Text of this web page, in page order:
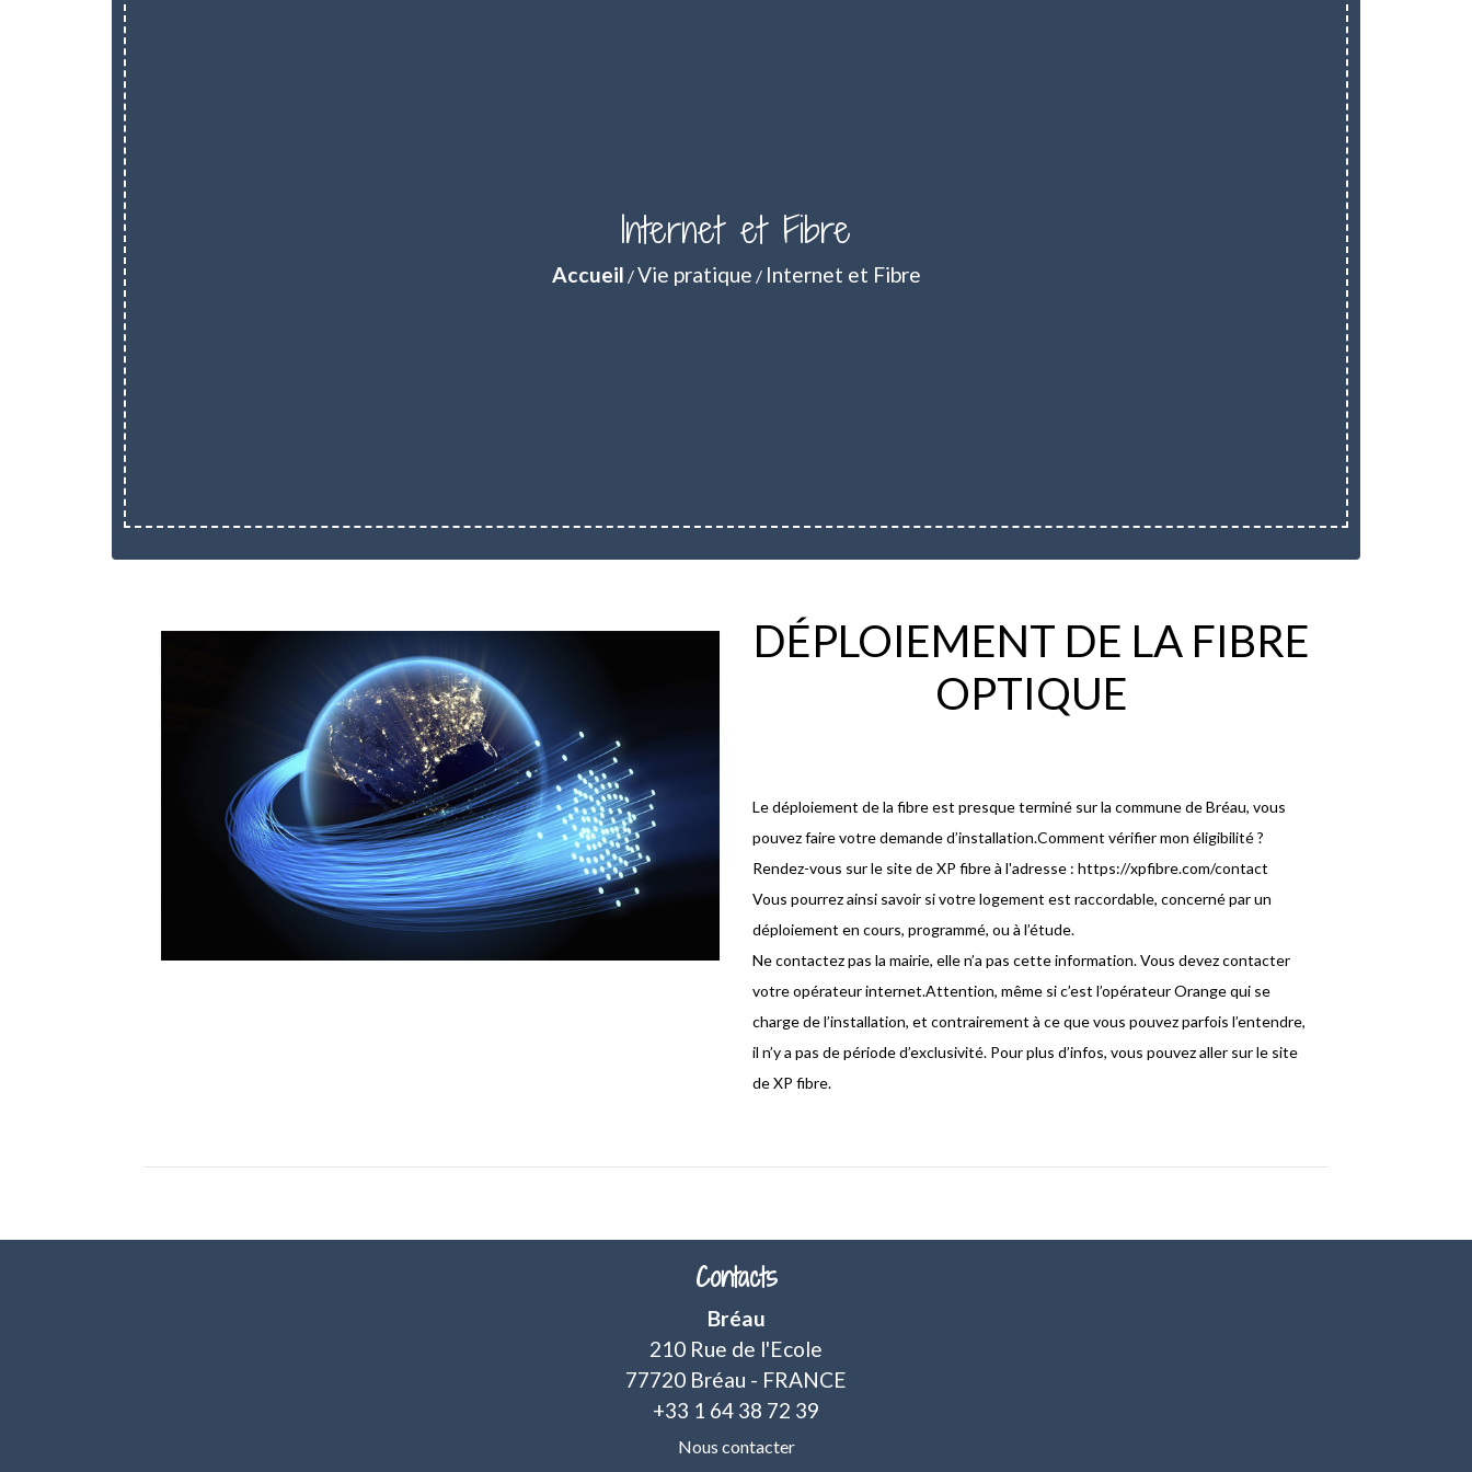
Internet et Fibre
Accueil /Vie pratique / Internet et Fibre
DÉPLOIEMENT DE LA FIBRE
OPTIQUE
Le déploiement de la fibre est presque terminé sur la commune de Bréau, vous
pouvez faire votre demande d’installation.Comment vérifier mon éligibilité ?
Rendez-vous sur le site de XP fibre à l'adresse : https://xpfibre.com/contact
Vous pourrez ainsi savoir si votre logement est raccordable, concerné par un
déploiement en cours, programmé, ou à l’étude.
Ne contactez pas la mairie, elle n’a pas cette information. Vous devez contacter
votre opérateur internet.Attention, même si c’est l’opérateur Orange qui se
charge de l’installation, et contrairement à ce que vous pouvez parfois l’entendre,
il n’y a pas de période d’exclusivité. Pour plus d’infos, vous pouvez aller sur le site
de XP fibre.
Contacts
Bréau
210 Rue de l'Ecole
77720 Bréau - FRANCE
+33 1 64 38 72 39
Nous contacter